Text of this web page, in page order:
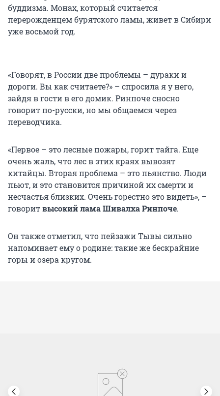
буддизма. Монах, который считается
перерожденцем бурятского ламы, живет в Сибири
уже восьмой год.
«Говорят, в России две проблемы – дураки и
дороги. Вы как считаете?» – спросила я у него,
зайдя в гости в его домик. Ринпоче сносно
говорит по-русски, но мы общаемся через
переводчика.
«Первое – это лесные пожары, горит тайга. Еще
очень жаль, что лес в этих краях вывозят
китайцы. Вторая проблема – это пьянство. Люди
пьют, и это становится причиной их смерти и
несчастья близких. Очень горестно это видеть», –
говоритвысокий лама Шивалха Ринпоче.
Он также отметил, что пейзажи Тывы сильно
напоминает ему о родине: такие же бескрайние
горы и озера кругом.